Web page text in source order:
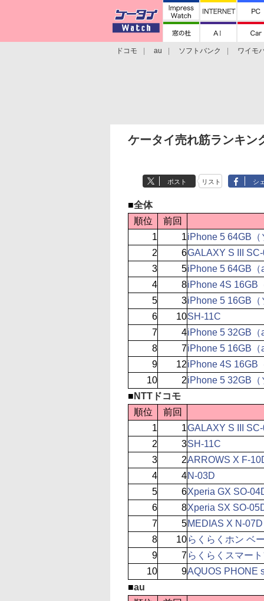
ドコモ au ソフトバンク ワイモ
ケータイ売れ筋ランキン
ポスト リスト シ
■全体
順位
前回
1
1iPhone 5 64GB（
2
6GALAXY S III
3
5iPhone 5 64GB（
4
8iPhone 4S 16GB
5
3iPhone 5 16GB（
6
10SH-11C
7
4iPhone 5 32GB（
8
7iPhone 5 16GB（
9
12iPhone 4S 16GB
10
2iPhone 5 32GB（
■ NTTドコモ
順位
前回
1
1GALAXY S III
2
3SH-11C
3
2ARROWS X F-
4
4N-03D
5
6Xperia GX SO-
6
8Xperia SX SO-
7
5MEDIAS X N-07D
8
10らくらくホン ベ
9
7らくらくスマー
10
9AQUOS PHONE
■au